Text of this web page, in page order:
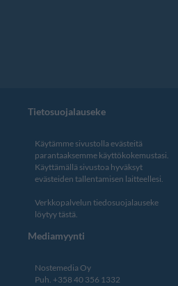
Tietosuojalauseke
Käytämme sivustolla evästeitä
parantaaksemme käyttökokemustasi.
Käyttämällä sivustoa hyväksyt
evästeiden tallentamisen laitteellesi.
Verkkopalvelun tiedosuojalauseke
löytyy tästä.
Mediamyynti
Nostemedia Oy
Puh. +358 40 356 1332